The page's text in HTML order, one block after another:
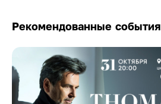
Рекомендованные события